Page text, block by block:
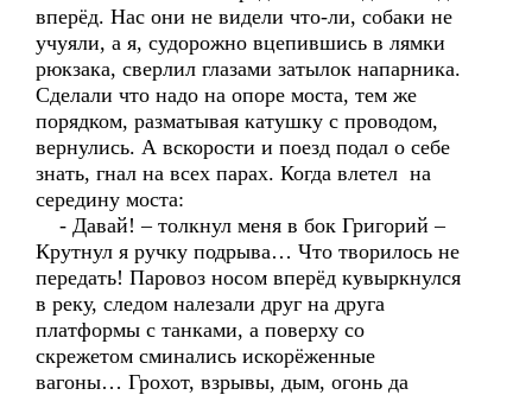
вперёд. Нас они не видели что-ли, собаки не
учуяли, а я, судорожно вцепившись в лямки
рюкзака, сверлил глазами затылок напарника.
Сделали что надо на опоре моста, тем же
порядком, разматывая катушку с проводом,
вернулись. А вскорости и поезд подал о себе
знать, гнал на всех парах. Когда влетел на
середину моста:
- Давай! – толкнул меня в бок Григорий –
Крутнул я ручку подрыва… Что творилось не
передать! Паровоз носом вперёд кувыркнулся
в реку, следом налезали друг на друга
платформы с танками, а поверху со
скрежетом сминались искорёженные
вагоны… Грохот, взрывы, дым, огонь да